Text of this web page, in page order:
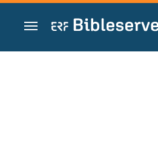
Gå til indhold